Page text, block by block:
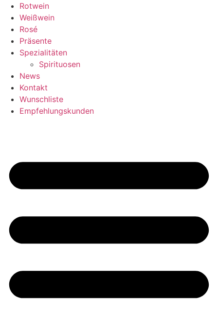
Zum
Inhalt
springen
Rotwein
Weißwein
Rosé
Präsente
Spezialitäten
Spirituosen
News
Kontakt
Wunschliste
Empfehlungskunden